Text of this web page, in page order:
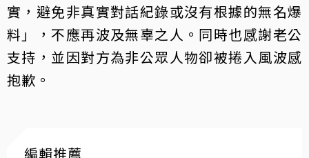
實，避免非真實對話紀錄或沒有根據的無名爆
料」，不應再波及無辜之人。同時也感謝老公
支持，並因對方為非公眾人物卻被捲入風波感
抱歉。
編輯推薦